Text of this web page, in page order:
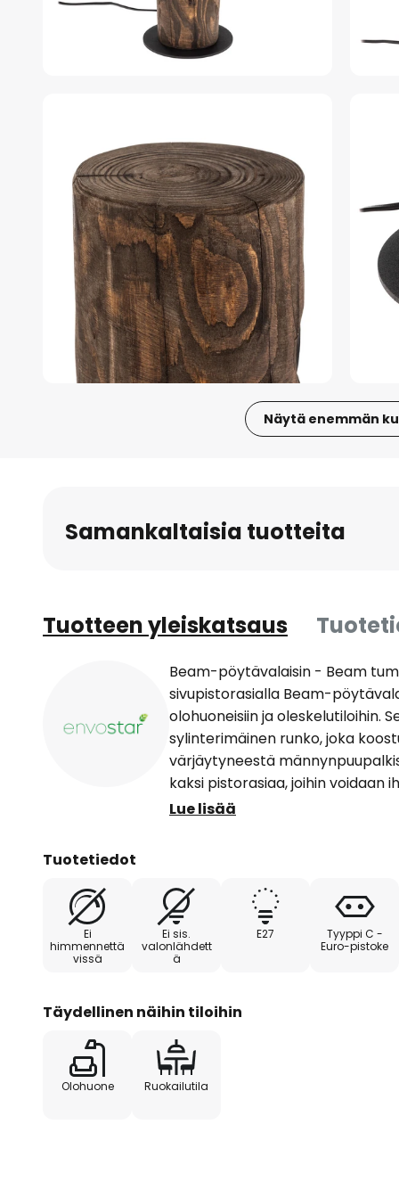
Näytä enemmän
Samankaltaisia tuotteita
Tuotteen yleiskatsaus
Beam-pöytävalaisin - Beam
sivupistorasialla Beam-
olohuoneisiin ja oleskelutiloihin.
sylinterimäinen runko, joka
värjäytyneestä
kaksi pistorasiaa, joihin voidaan
hehkulamppuja pöytävalaisimen
Euroopassa. Lisäksi käytetään
kierrätettäviä
Lue lisää
Tuotetiedot
Ei
himmennettä
vissä
Ei sis.
valonlähdett
ä
E27
Tyyppi C -
Euro-pistoke
Täydellinen näihin tiloihin
Olohuone Ruokailutila